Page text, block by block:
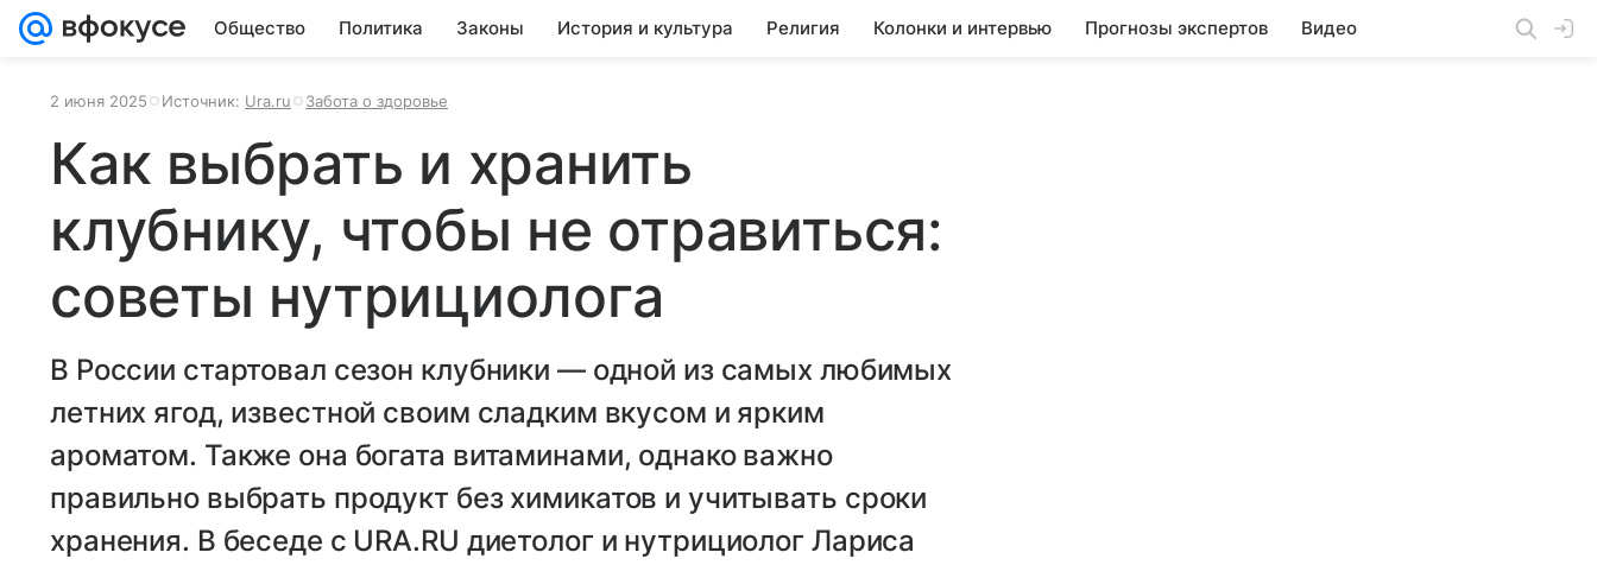
Общество Политика Законы История и культура Религия Колонки и интервью Прогнозы экспертов Видео
2 июня 2025 Источник: Ura.ru Забота о здоровье
Как выбрать и хранить
клубнику, чтобы не отравиться:
советы нутрициолога
В России стартовал сезон клубники — одной из самых любимых
летних ягод, известной своим сладким вкусом и ярким
ароматом. Также она богата витаминами, однако важно
правильно выбрать продукт без химикатов и учитывать сроки
хранения. В беседе с URA.RU диетолог и нутрициолог Лариса